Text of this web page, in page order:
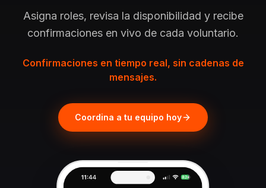
Asigna roles, revisa la disponibilidad y recibe
confirmaciones en vivo de cada voluntario.
Confirmaciones en tiempo real, sin cadenas de
mensajes.
Coordina a tu equipo hoy